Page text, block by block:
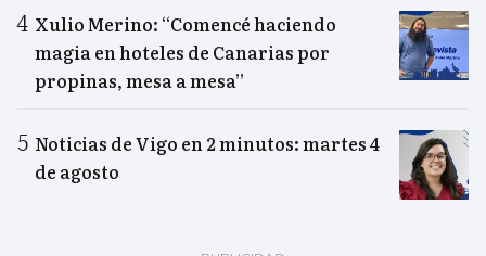
Xulio Merino: “Comencé haciendo
magia en hoteles de Canarias por
propinas, mesa a mesa”
Noticias de Vigo en 2 minutos: martes 4
de agosto